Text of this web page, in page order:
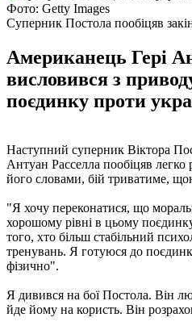
Фото: Getty Images
Суперник Постола пообіцяв
Американець Гері
висловився з
поєдинку проти
Наступний суперник Віктора
Антуан Расселла пообіцяв легко
його словами, бій триватиме,
"Я хочу переконатися, що
хорошому рівні в цьому
того, хто більш стабільний
тренувань. Я готуюся до
фізично".
Я дивився на бої Постола. Він
йде йому на користь. Він